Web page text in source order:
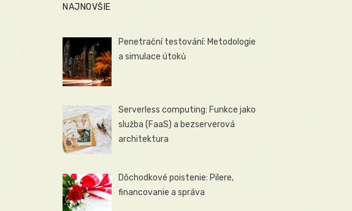
NAJNOVŠIE
Penetrační testování: Metodologie
a simulace útoků
Serverless computing: Funkce jako
služba (FaaS) a bezserverová
architektura
Dôchodkové poistenie: Pilere,
financovanie a správa